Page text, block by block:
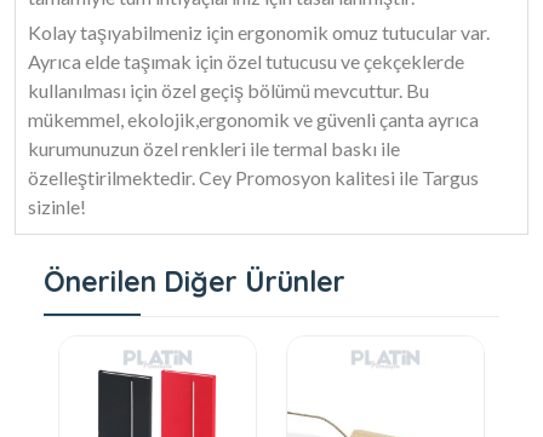
Kolay taşıyabilmeniz için ergonomik omuz tutucular var.
Ayrıca elde taşımak için özel tutucusu ve çekçeklerde
kullanılması için özel geçiş bölümü mevcuttur. Bu
mükemmel, ekolojik,ergonomik ve güvenli çanta ayrıca
kurumunuzun özel renkleri ile termal baskı ile
özelleştirilmektedir. Cey Promosyon kalitesi ile Targus
sizinle!
Önerilen Diğer Ürünler